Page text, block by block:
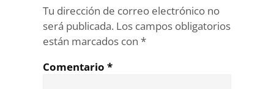
Tu dirección de correo electrónico no
será publicada. Los campos obligatorios
están marcados con *
Comentario *